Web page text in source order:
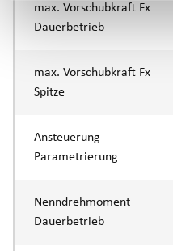
max. Vorschubkraft Fx
Dauerbetrieb
max. Vorschubkraft Fx
Spitze
Ansteuerung
Parametrierung
Nenndrehmoment
Dauerbetrieb